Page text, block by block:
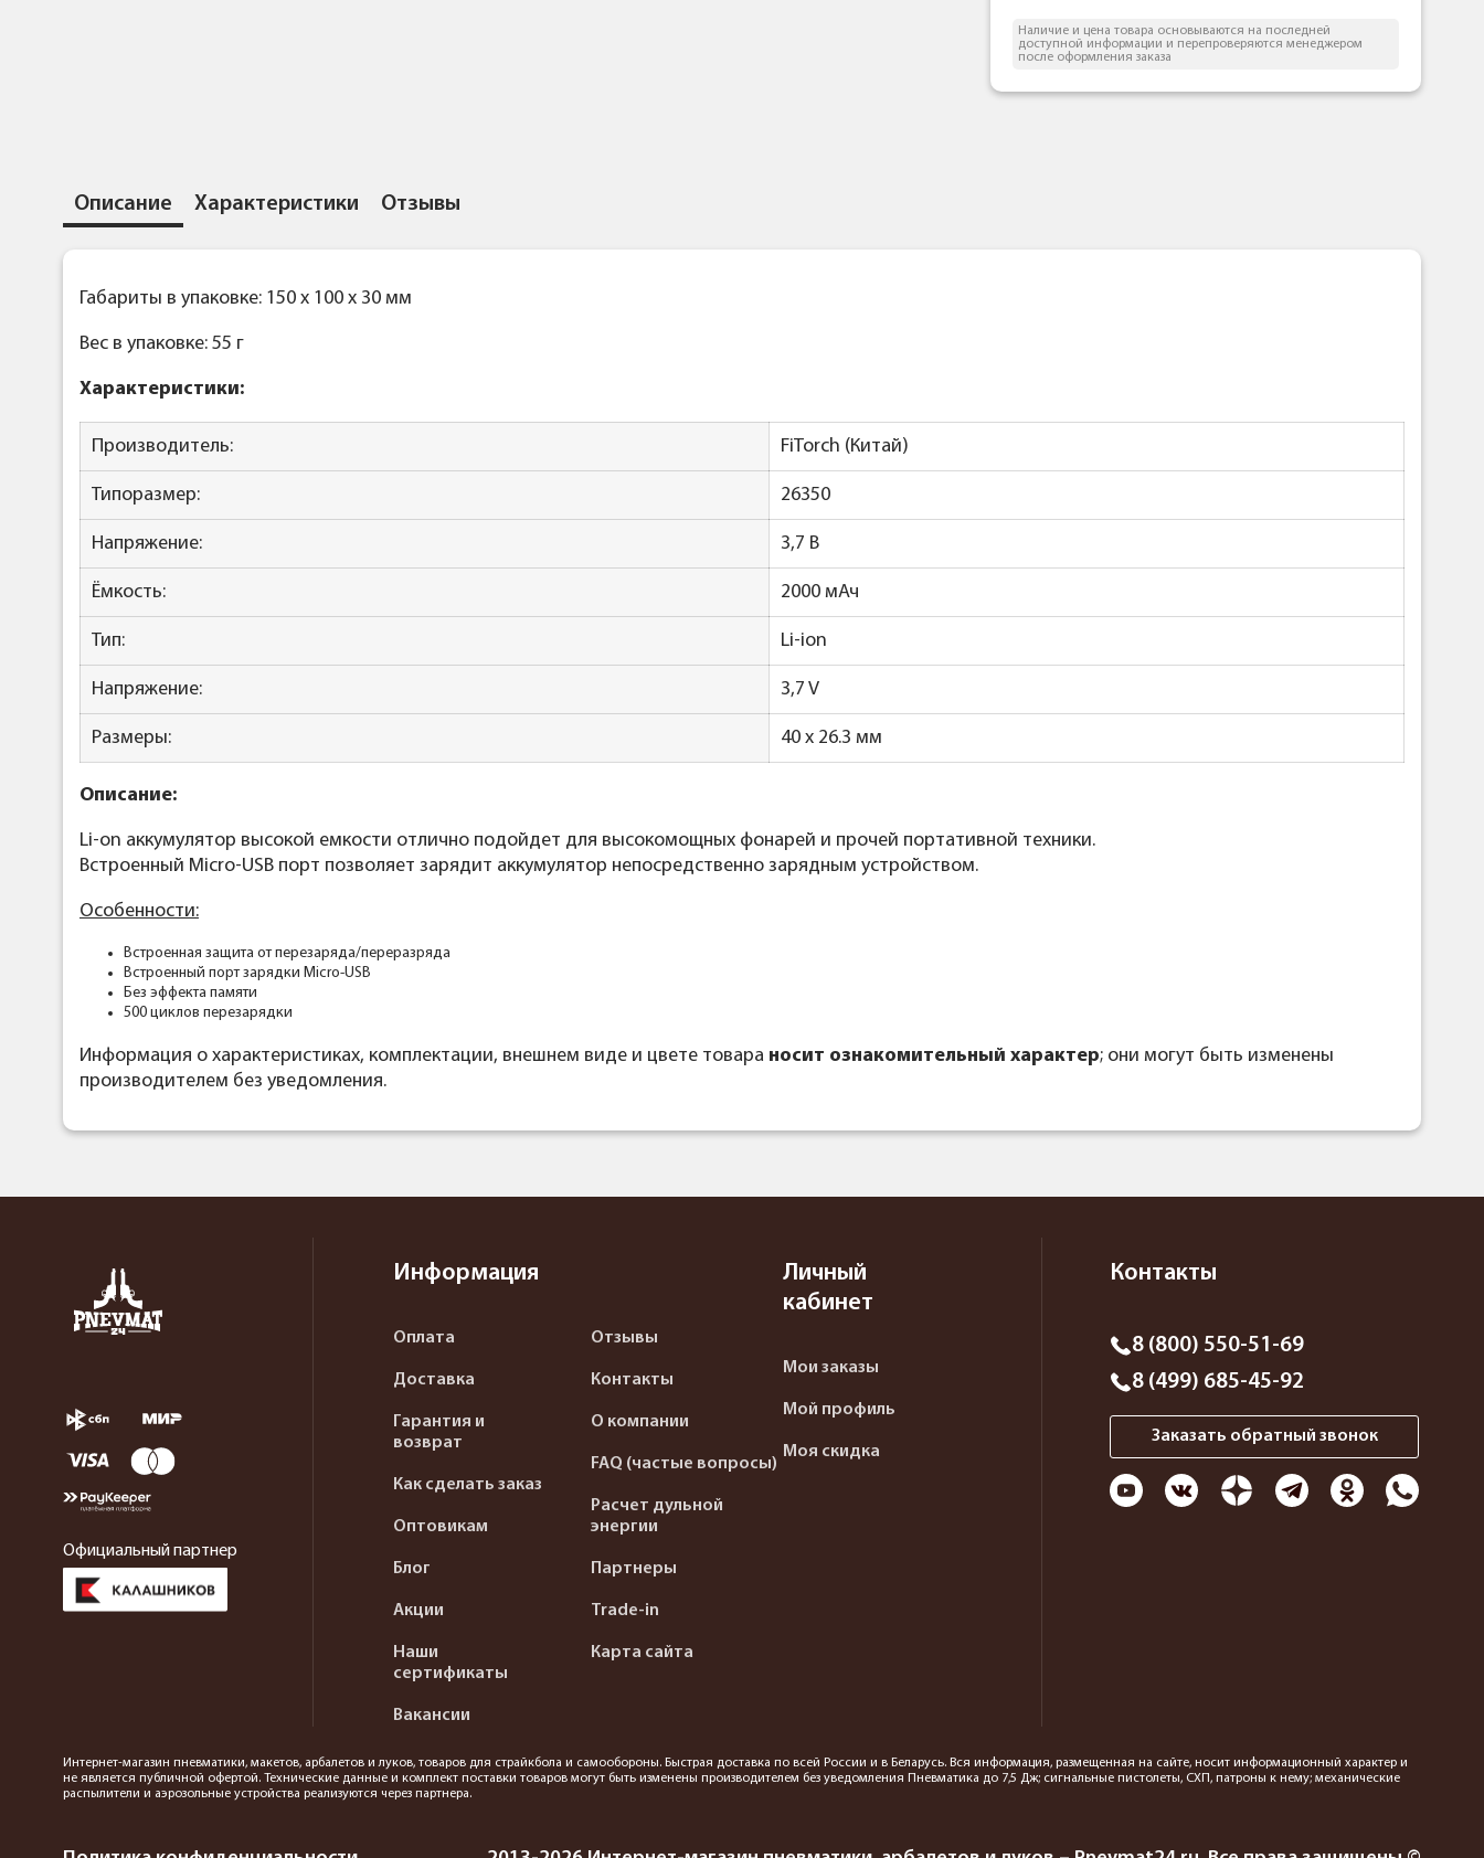
Наличие и цена товара основываются на последней
доступной информации и перепроверяются менеджером
после оформления заказа
Описание Характеристики Отзывы
Габариты в упаковке: 150 x 100 x 30 мм
Вес в упаковке: 55 г
Характеристики:
Производитель: FiTorch (Китай)
Типоразмер: 26350
Напряжение: 3,7 В
Ёмкость: 2000 мАч
Тип: Li-ion
Напряжение: 3,7 V
Размеры: 40 х 26.3 мм
Описание:
Li-on аккумулятор высокой емкости отлично подойдет для высокомощных фонарей и прочей портативной техники.
Встроенный Micro-USB порт позволяет зарядит аккумулятор непосредственно зарядным устройством.
Особенности:
Встроенная защита от перезаряда/переразряда
Встроенный порт зарядки Micro-USB
Без эффекта памяти
500 циклов перезарядки
Информация о характеристиках, комплектации, внешнем виде и цвете товара носит ознакомительный характер; они могут быть изменены
производителем без уведомления.
Официальный партнер
Информация
Оплата
Доставка
Гарантия и
возврат
Как сделать заказ
Оптовикам
Блог
Акции
Наши
сертификаты
Вакансии
Отзывы
Контакты
О компании
FAQ (частые вопросы)
Расчет дульной
энергии
Партнеры
Trade-in
Карта сайта
Личный
кабинет
Мои заказы
Мой профиль
Моя скидка
Контакты
8 (800) 550-51-69
8 (499) 685-45-92
Заказать обратный звонок
Интернет-магазин пневматики, макетов, арбалетов и луков, товаров для страйкбола и самообороны. Быстрая доставка по всей России и в Беларусь. Вся информация, размещенная на сайте, носит информационный характер и
не является публичной офертой. Технические данные и комплект поставки товаров могут быть изменены производителем без уведомления Пневматика до 7,5 Дж; сигнальные пистолеты, СХП, патроны к нему; механические
распылители и аэрозольные устройства реализуются через партнера.